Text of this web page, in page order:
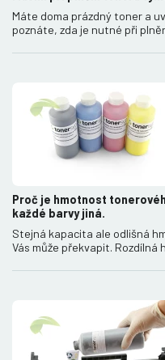
Máte doma prázdný toner a
poznáte, zda je nutné při
Proč je hmotnost
každé barvy jiná.
Stejná kapacita ale odlišná
Vás může překvapit.